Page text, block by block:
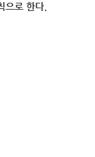
으로 한다.